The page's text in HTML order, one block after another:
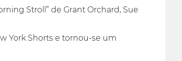
Stroll” de Grant Orchard, Sue
York Shorts e tornou-se um